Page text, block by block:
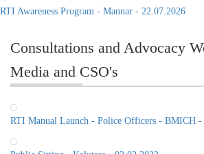
Consultations and Advocacy
Media and CSO's
Public Sitting - Kalutara - 03.02.2023